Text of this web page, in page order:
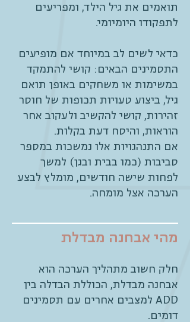
תואמים את גיל הילד, ומפריעים
לתפקודו היומיומי.
כדאי לשים לב במיוחד אם מופיעים
התסמינים הבאים: קושי להתמקד
במשימות או משחקים באופן תואם
גיל, ביצוע טעויות תכופות של חוסר
זהירות, קושי להקשיב ולעקוב אחר
הוראות, והיסח דעת בקלות.
אם התנהגויות אלו נמשכות במספר
סביבות (כמו בבית ובגן) למשך
לפחות שישה חודשים, מומלץ לבצע
הערכה אצל מומחה.
מהי אבחנה מבדלת
חלק חשוב מתהליך הערכה הוא
אבחנה מבדלת, הכוללת הבדלה בין
ADD למצבים אחרים עם תסמינים
דומים.